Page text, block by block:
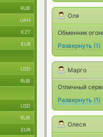
Оля
Обменник
Развернуть (1)
Марго
Отличный
Развернуть (1)
Олеся
RUB
UAH
KZT
EUR
USD
RUB
USD
RUB
EUR